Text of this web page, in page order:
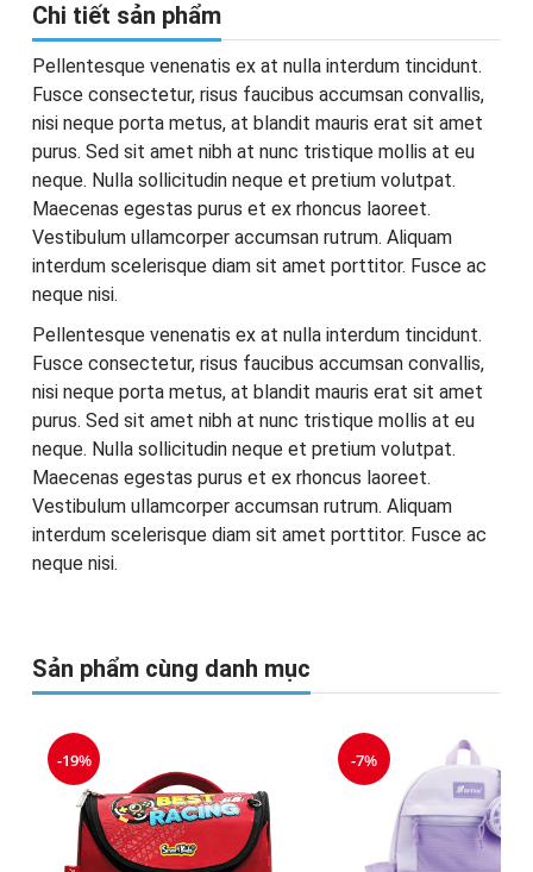
Chi tiết sản phẩm
Pellentesque venenatis ex at nulla interdum tincidunt.
Fusce consectetur, risus faucibus accumsan convallis,
nisi neque porta metus, at blandit mauris erat sit amet
purus. Sed sit amet nibh at nunc tristique mollis at eu
neque. Nulla sollicitudin neque et pretium volutpat.
Maecenas egestas purus et ex rhoncus laoreet.
Vestibulum ullamcorper accumsan rutrum. Aliquam
interdum scelerisque diam sit amet porttitor. Fusce ac
neque nisi.
Pellentesque venenatis ex at nulla interdum tincidunt.
Fusce consectetur, risus faucibus accumsan convallis,
nisi neque porta metus, at blandit mauris erat sit amet
purus. Sed sit amet nibh at nunc tristique mollis at eu
neque. Nulla sollicitudin neque et pretium volutpat.
Maecenas egestas purus et ex rhoncus laoreet.
Vestibulum ullamcorper accumsan rutrum. Aliquam
interdum scelerisque diam sit amet porttitor. Fusce ac
neque nisi.
Sản phẩm cùng danh mục
-19% -7%